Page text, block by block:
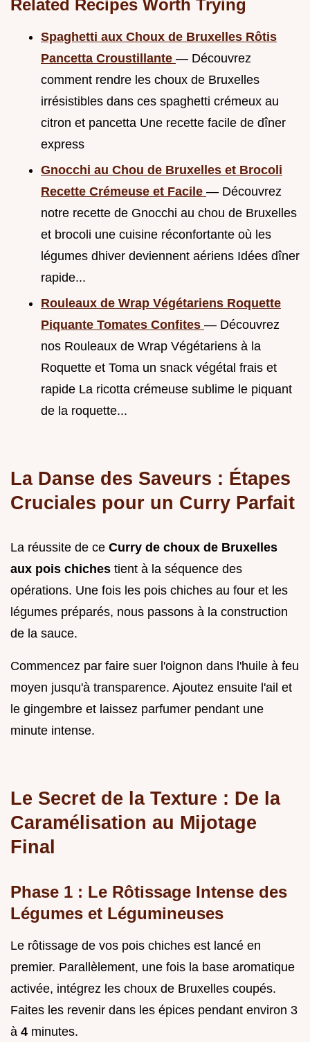
Related Recipes Worth Trying
Spaghetti aux Choux de Bruxelles Rôtis
Pancetta Croustillante — Découvrez
comment rendre les choux de Bruxelles
irrésistibles dans ces spaghetti crémeux au
citron et pancetta Une recette facile de dîner
express
Gnocchi au Chou de Bruxelles et Brocoli
Recette Crémeuse et Facile — Découvrez
notre recette de Gnocchi au chou de Bruxelles
et brocoli une cuisine réconfortante où les
légumes dhiver deviennent aériens Idées dîner
rapide...
Rouleaux de Wrap Végétariens Roquette
Piquante Tomates Confites — Découvrez
nos Rouleaux de Wrap Végétariens à la
Roquette et Toma un snack végétal frais et
rapide La ricotta crémeuse sublime le piquant
de la roquette...
La Danse des Saveurs : Étapes
Cruciales pour un Curry Parfait
La réussite de ce Curry de choux de Bruxelles
aux pois chiches tient à la séquence des
opérations. Une fois les pois chiches au four et les
légumes préparés, nous passons à la construction
de la sauce.
Commencez par faire suer l'oignon dans l'huile à feu
moyen jusqu'à transparence. Ajoutez ensuite l'ail et
le gingembre et laissez parfumer pendant une
minute intense.
Le Secret de la Texture : De la
Caramélisation au Mijotage
Final
Phase 1 : Le Rôtissage Intense des
Légumes et Légumineuses
Le rôtissage de vos pois chiches est lancé en
premier. Parallèlement, une fois la base aromatique
activée, intégrez les choux de Bruxelles coupés.
Faites les revenir dans les épices pendant environ 3
à 4 minutes.